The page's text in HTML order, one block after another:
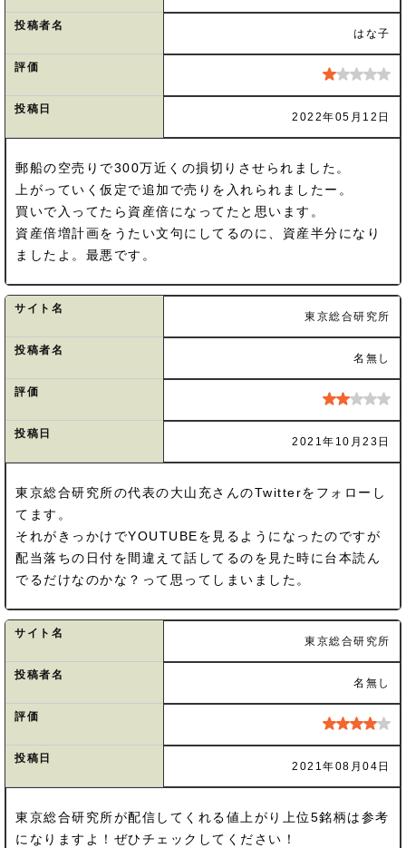
投稿者名
はな子
評価
投稿日
2022年05月12日
郵船の空売りで300万近くの損切りさせられました。
上がっていく仮定で追加で売りを入れられましたー。
買いで入ってたら資産倍になってたと思います。
資産倍増計画をうたい文句にしてるのに、資産半分になり
ましたよ。最悪です。
サイト名
東京総合研究所
投稿者名
名無し
評価
投稿日
2021年10月23日
東京総合研究所の代表の大山充さんのTwitterをフォローし
てます。
それがきっかけでYOUTUBEを見るようになったのですが
配当落ちの日付を間違えて話してるのを見た時に台本読ん
でるだけなのかな？って思ってしまいました。
サイト名
東京総合研究所
投稿者名
名無し
評価
投稿日
2021年08月04日
東京総合研究所が配信してくれる値上がり上位5銘柄は参考
になりますよ！ぜひチェックしてください！